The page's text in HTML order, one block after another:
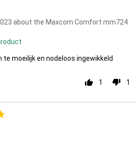
about the Maxcom Comfort mm724
te moeilijk en nodeloos ingewikkeld
1 1